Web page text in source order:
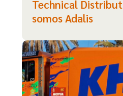
Technical
somos Adalis